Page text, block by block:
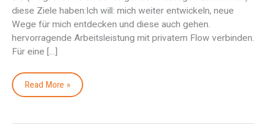
diese Ziele haben:Ich will: mich weiter entwickeln, neue
Wege für mich entdecken und diese auch gehen.
hervorragende Arbeitsleistung mit privatem Flow verbinden.
Für eine […]
Read More »